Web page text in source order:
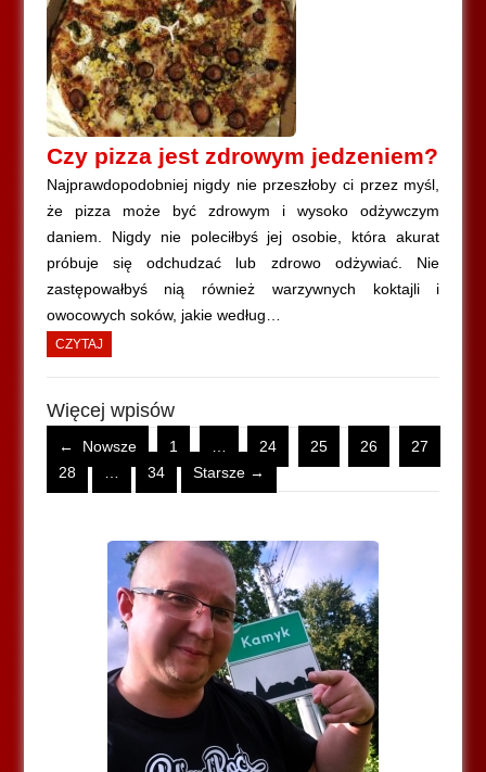
Czy pizza jest zdrowym jedzeniem?
Najprawdopodobniej nigdy nie przeszłoby ci przez myśl,
że pizza może być zdrowym i wysoko odżywczym
daniem. Nigdy nie poleciłbyś jej osobie, która akurat
próbuje się odchudzać lub zdrowo odżywiać. Nie
zastępowałbyś nią również warzywnych koktajli i
owocowych soków, jakie według…
CZYTAJ
Więcej wpisów
← Nowsze 1 24 25 26
27
28
34 Starsze →